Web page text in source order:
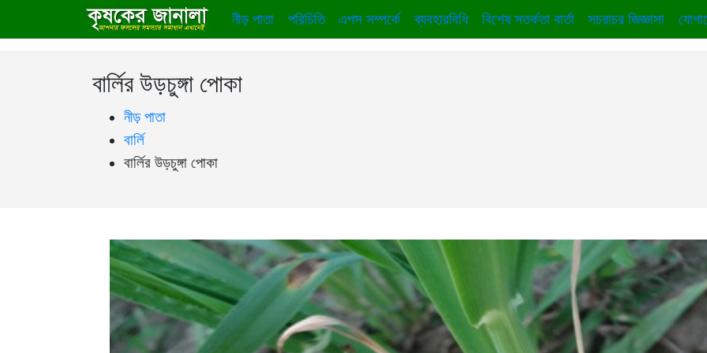
নীড় পাতা পরিচিতি এপস সম্পর্কে ব্যবহারবিধি বিশেষ সতর্কতা বার্তা সচরাচর জিজ্ঞাসা
বার্লির উড়চুঙ্গা পোকা
নীড় পাতা
বার্লি
বার্লির উড়চুঙ্গা পোকা